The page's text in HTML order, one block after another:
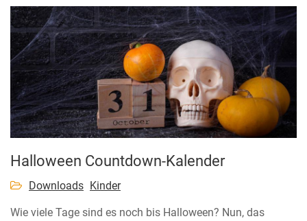
Halloween Countdown-Kalender
Downloads Kinder
Wie viele Tage sind es noch bis Halloween? Nun, das